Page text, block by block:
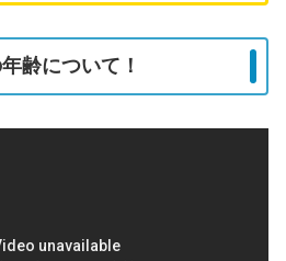
齢について！